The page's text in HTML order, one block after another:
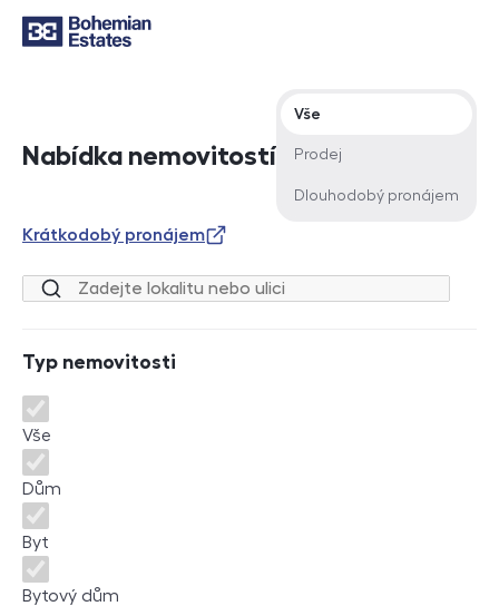
Nabídka nemovitostí
Typ nabídky
Vše
Prodej
Dlouhodobý pronájem
Krátkodobý pronájem
Lokalita nebo ulice
Typ nemovitosti
Typ nemovitosti
Vše
Dům
Byt
Bytový dům